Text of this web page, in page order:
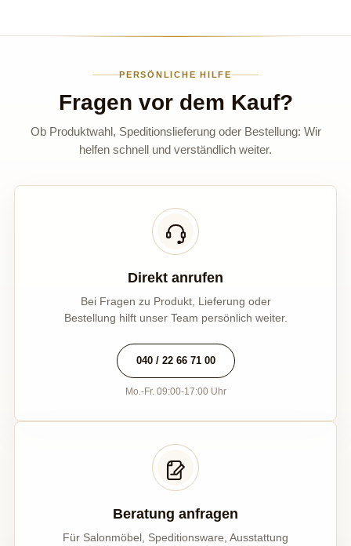
PERSÖNLICHE HILFE
Fragen vor dem Kauf?
Ob Produktwahl, Speditionslieferung oder Bestellung: Wir
helfen schnell und verständlich weiter.
Direkt anrufen
Bei Fragen zu Produkt, Lieferung oder
Bestellung hilft unser Team persönlich weiter.
040 / 22 66 71 00
Mo.-Fr. 09:00-17:00 Uhr
Beratung anfragen
Für Salonmöbel, Speditionsware, Ausstattung